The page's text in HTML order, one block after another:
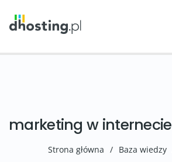
marketing w internecie
Strona główna / Baza wiedzy